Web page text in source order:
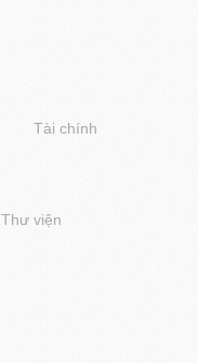
Tài chính
Thư viện